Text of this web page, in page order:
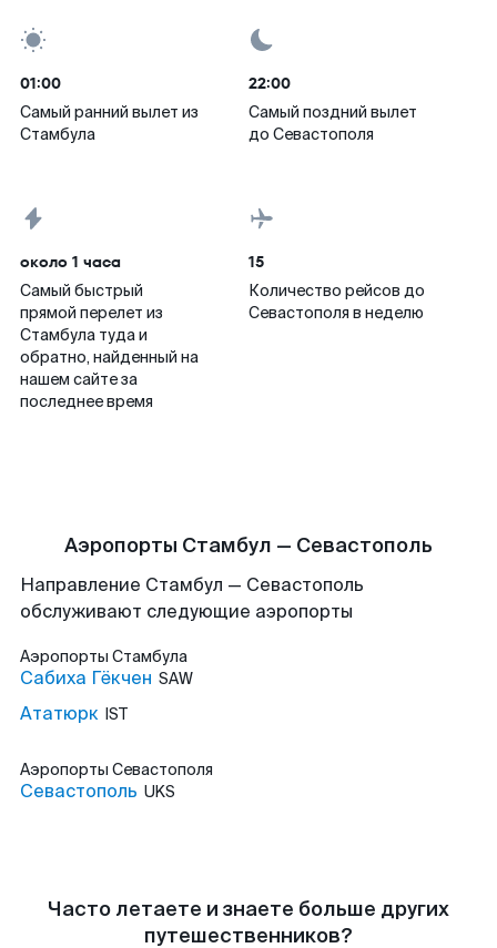
01:00
Самый ранний вылет из
Стамбула
22:00
Самый поздний вылет
до Севастополя
около 1 часа
Самый быстрый
прямой перелет из
Стамбула туда и
обратно, найденный на
нашем сайте за
последнее время
15
Количество рейсов до
Севастополя в неделю
Аэропорты Стамбул — Севастополь
Направление Стамбул — Севастополь
обслуживают следующие аэропорты
Аэропорты Стамбула
Сабиха Гёкчен SAW
Ататюрк IST
Аэропорты Севастополя
Севастополь UKS
Часто летаете и знаете больше других
путешественников?